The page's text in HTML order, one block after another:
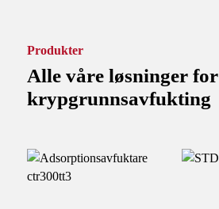
Produkter
Alle våre løsninger for
krypgrunnsavfukting